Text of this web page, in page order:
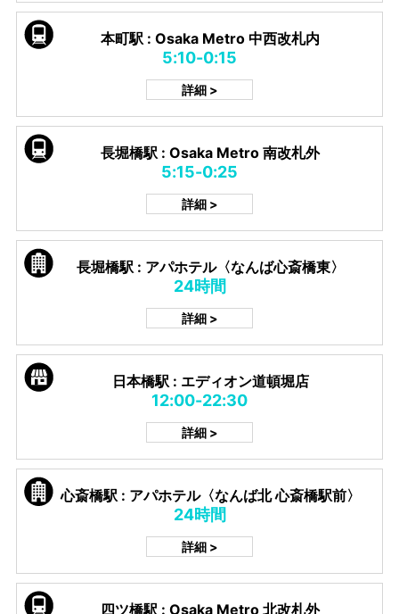
本町駅 : Osaka Metro 中西改札内
5:10-0:15
詳細 >
長堀橋駅 : Osaka Metro 南改札外
5:15-0:25
詳細 >
長堀橋駅 : アパホテル〈なんば心斎橋東〉
24時間
詳細 >
日本橋駅 : エディオン道頓堀店
12:00-22:30
詳細 >
心斎橋駅 : アパホテル〈なんば北 心斎橋駅前〉
24時間
詳細 >
四ツ橋駅 : Osaka Metro 北改札外